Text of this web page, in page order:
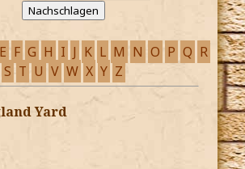
E F G H I J K L M N O P Q R
S T U V W X Y Z
Yard